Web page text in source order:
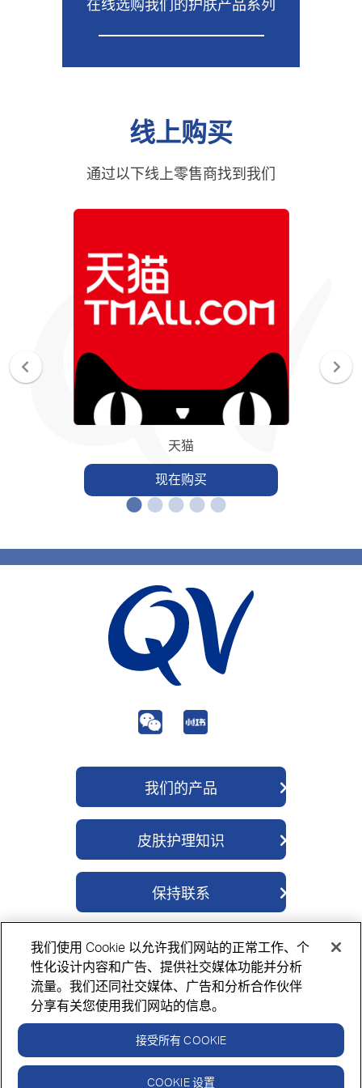
在线选购我们的护肤产品系列
线上购买
通过以下线上零售商找到我们
天猫
现在购买
我们的产品
QV 密集修护
QV 医学湿疹
皮肤护理知识
保持联系
购买方式
请务必阅读标签并按照指示使用。
如果症状持续，请咨询医疗保健专业人员。
©版权所有 ego意高保留所有权利 2026。
隐私政策 Cookie政策 免责声明
我们使用 Cookie 以允许我们网站的正常工作、个
性化设计内容和广告、提供社交媒体功能并分析
流量。我们还同社交媒体、广告和分析合作伙伴
分享有关您使用我们网站的信息。
COOKIE 设置
接受所有 COOKIE